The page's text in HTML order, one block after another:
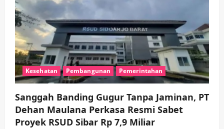
t
i
o
nKesehatan Pembangunan Pemerintahan
Sanggah Banding Gugur Tanpa Jaminan, PT
Dehan Maulana Perkasa Resmi Sabet
Proyek RSUD Sibar Rp 7,9 Miliar